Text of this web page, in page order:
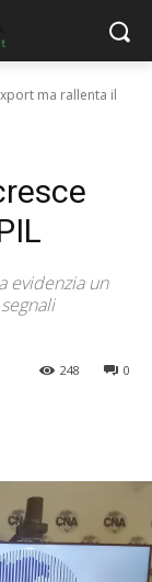
ma rallenta il
evidenzia un
0
248